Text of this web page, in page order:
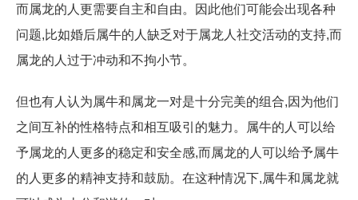
而属龙的人更需要自主和自由。因此他们可能会出现各种
问题,比如婚后属牛的人缺乏对于属龙人社交活动的支持,而
属龙的人过于冲动和不拘小节。
但也有人认为属牛和属龙一对是十分完美的组合,因为他们
之间互补的性格特点和相互吸引的魅力。属牛的人可以给
予属龙的人更多的稳定和安全感,而属龙的人可以给予属牛
的人更多的精神支持和鼓励。在这种情况下,属牛和属龙就